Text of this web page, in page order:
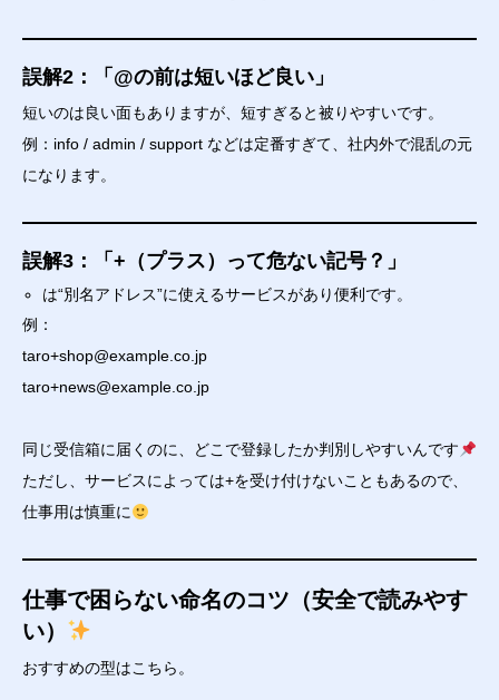
誤解2：「@の前は短いほど良い」
短いのは良い面もありますが、短すぎると被りやすいです。
例：info / admin / support などは定番すぎて、社内外で混乱の元
になります。
誤解3：「+（プラス）って危ない記号？」
は“別名アドレス”に使えるサービスがあり便利です。
例：
taro+shop@example.co.jp
taro+news@example.co.jp
同じ受信箱に届くのに、どこで登録したか判別しやすいんです
ただし、サービスによっては+を受け付けないこともあるので、
仕事用は慎重に
仕事で困らない命名のコツ（安全で読みやす
い）
おすすめの型はこちら。